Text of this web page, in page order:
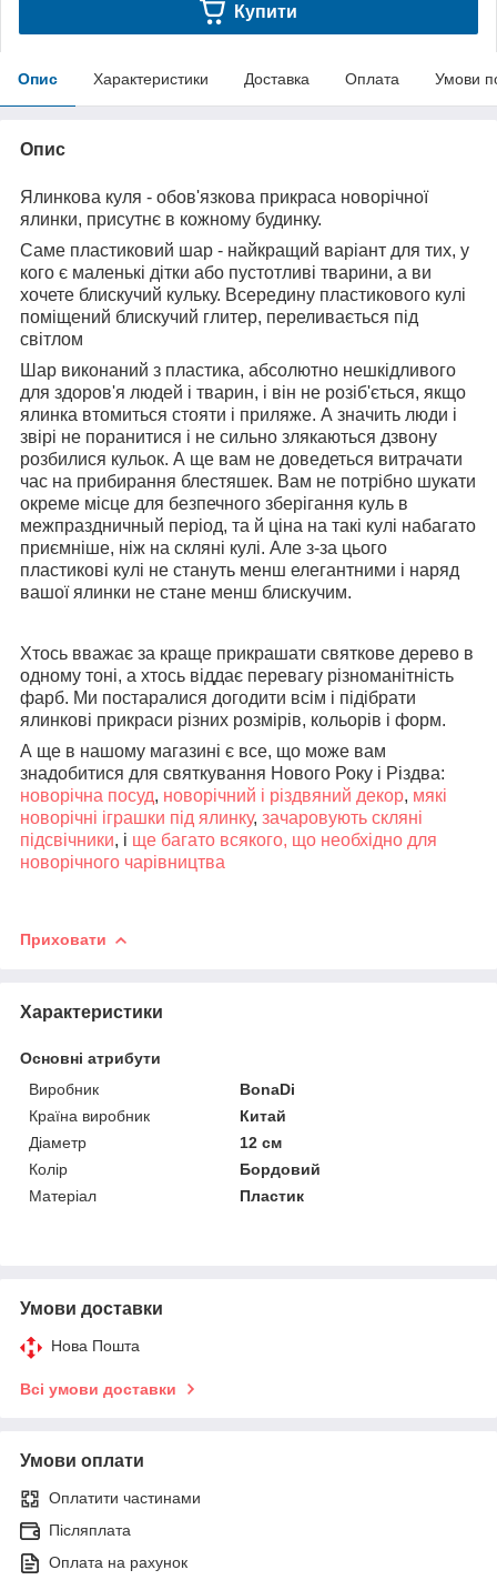
Купити
Опис Характеристики Доставка Оплата Умови
Опис
Ялинкова куля - обов'язкова прикраса новорічної
ялинки, присутнє в кожному будинку.
Саме пластиковий шар - найкращий варіант для тих, у
кого є маленькі дітки або пустотливі тварини, а ви
хочете блискучий кульку. Всередину пластикового кулі
поміщений блискучий глитер, переливається під
світлом
Шар виконаний з пластика, абсолютно нешкідливого
для здоров'я людей і тварин, і він не розіб'ється, якщо
ялинка втомиться стояти і приляже. А значить люди і
звірі не поранитися і не сильно злякаються дзвону
розбилися кульок. А ще вам не доведеться витрачати
час на прибирання блестяшек. Вам не потрібно шукати
окреме місце для безпечного зберігання куль в
межпраздничный період, та й ціна на такі кулі набагато
приємніше, ніж на скляні кулі. Але з-за цього
пластикові кулі не стануть менш елегантними і наряд
вашої ялинки не стане менш блискучим.
Хтось вважає за краще прикрашати святкове дерево в
одному тоні, а хтось віддає перевагу різноманітність
фарб. Ми постаралися догодити всім і підібрати
ялинкові прикраси різних розмірів, кольорів і форм.
А ще в нашому магазині є все, що може вам
знадобитися для святкування Нового Року і Різдва:
новорічна посуд, новорічний і різдвяний декор, мякі
новорічні іграшки під ялинку, зачаровують скляні
підсвічники, і ще багато всякого, що необхідно для
новорічного чарівництва
Приховати
Характеристики
Основні атрибути
Виробник
BonaDi
Країна виробник
Китай
Діаметр
12 см
Колір
Бордовий
Матеріал
Пластик
Умови доставки
Нова Пошта
Всі умови доставки
Умови оплати
Оплатити частинами
Післяплата
Оплата на рахунок